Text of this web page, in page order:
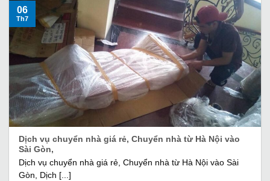
Dịch vụ chuyển nhà giá rẻ, Chuyển nhà từ Hà Nội vào
Sài Gòn,
Dịch vụ chuyển nhà giá rẻ, Chuyển nhà từ Hà Nội vào Sài
Gòn, Dịch [...]
06
Th7